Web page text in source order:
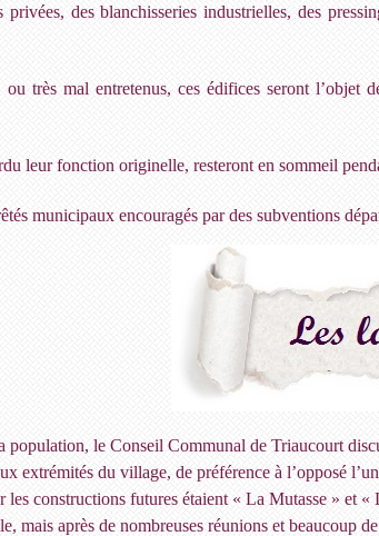
privées, des blanchisseries industrielles, des
ou très mal entretenus, ces édifices seront
leur fonction originelle, resteront en sommeil
municipaux encouragés par des subventions
population, le Conseil Communal de Triaucourt
extrémités du village, de préférence à l’opposé
les constructions futures étaient « La Mutasse » et «
mais après de nombreuses réunions et beaucoup